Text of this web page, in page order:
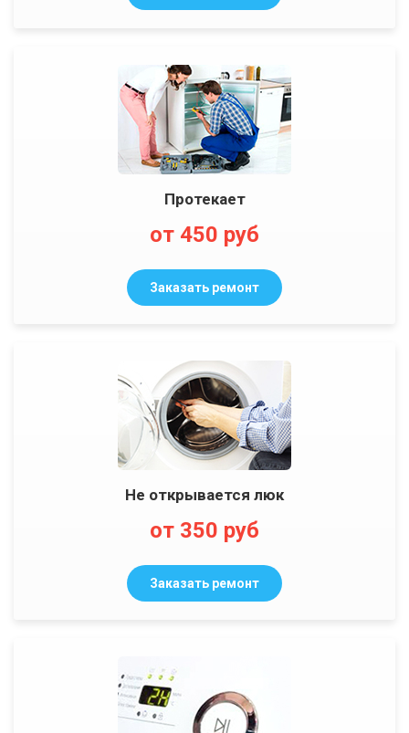
Протекает
от 450 руб
Заказать ремонт
Не открывается люк
от 350 руб
Заказать ремонт